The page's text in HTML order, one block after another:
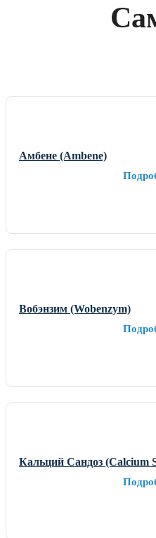
Амбене (Ambene)
Вобэнзим (Wobenzym)
Кальций Сандоз (Calcium